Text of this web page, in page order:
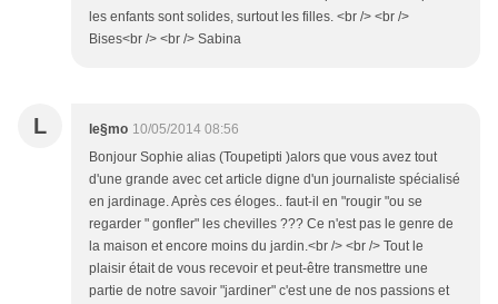
les enfants sont solides, surtout les filles. <br /> <br />
Bises<br /> <br /> Sabina
L le§mo 10/05/2014 08:56
Bonjour Sophie alias (Toupetipti )alors que vous avez tout
d'une grande avec cet article digne d'un journaliste spécialisé
en jardinage. Après ces éloges.. faut-il en "rougir "ou se
regarder " gonfler" les chevilles ??? Ce n'est pas le genre de
la maison et encore moins du jardin.<br /> <br /> Tout le
plaisir était de vous recevoir et peut-être transmettre une
partie de notre savoir "jardiner" c'est une de nos passions et